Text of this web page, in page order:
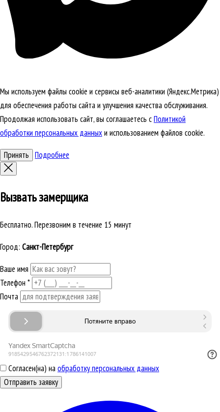
Мы используем файлы cookie и сервисы веб-аналитики (Яндекс.Метрика)
для обеспечения работы сайта и улучшения качества обслуживания.
Продолжая использовать сайт, вы соглашаетесь сПолитикой
обработки персональных данныхи использованием файлов cookie.
Принять Подробнее
Вызвать замерщика
Бесплатно. Перезвоним в течение 15 минут
Город: Санкт-Петербург
Ваше имя
Телефон *
Почта
Согласен(на) наобработку персональных данных
Отправить заявку